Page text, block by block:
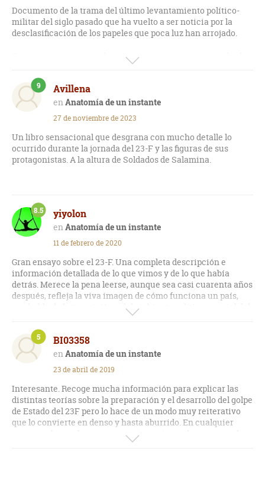
Documento de la trama del último levantamiento político-
militar del siglo pasado que ha vuelto a ser noticia por la
desclasificación de los papeles que poca luz han arrojado.
Cercas recrea en un trabajo interesante y meritorio todos los
entresijos de la trama, pero a mí juicio peca de exceso:
demasiadas páginas, personajes, conjeturas e insistentes
reiteraciones que acaban entorpeciendo la lectura de lo que
pudo ser un trabajo redondo.
Avillena
Anatomía de un instante
9
27 de noviembre de 2023
Un libro sensacional que desgrana con mucho detalle lo
ocurrido durante la jornada del 23-F y las figuras de sus
protagonistas. A la altura de Soldados de Salamina.
yiyolon
Anatomía de un instante
8.5
11 de febrero de 2020
Gran ensayo sobre el 23-F. Una completa descripción e
información detallada de lo que vimos y de lo que había
detrás. Merece la pena leerse, aunque sea casi cuarenta años
después, refleja la viva imagen de cómo funciona un país,
nos habla de la transición y del ambiente político y social del
momento. Me ha cambiado totalmente la imagen que yo
tenía del intento de golpe, de sus motivos y su preparación, y
he salido con la impresión de que el resultado estuvo a punto
de ser muy diferente y la historia ahora sería distinta.
BI03358
Anatomía de un instante
5
23 de abril de 2019
Interesante. Recoge mucha información para explicar las
distintas teorías sobre la preparación y el desarrollo del golpe
de Estado del 23F pero lo hace de un modo muy reiterativo
que lo convierte en denso y hasta aburrido. En cualquier
caso, una buena lectura para quien quiera adentrarse en los
entresijos de aquel hecho histórico